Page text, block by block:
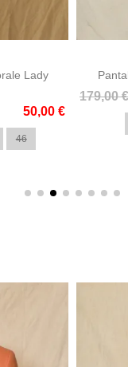
Lady
50,00 €
46
179,00 €
Prix
Prix